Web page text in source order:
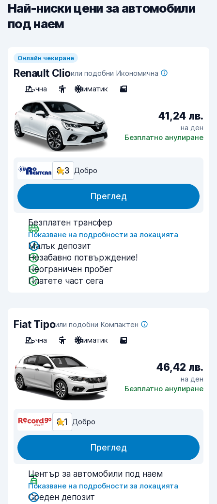
Най-ниски цени за автомобили
под наем
Онлайн чекиране
Renault Clioили подобни Икономична
Ръчна
5 Климатик 5
41,24 лв.
на ден
Безплатно анулиране
8,3 Добро
Преглед
Безплатен трансфер
Показване на подробности за локацията
Малък депозит
Незабавно потвърждение!
Неограничен пробег
Платете част сега
Fiat Tipoили подобни Компактен
Ръчна
5 Климатик 5
46,42 лв.
на ден
Безплатно анулиране
8,1 Добро
Преглед
Център за автомобили под наем
Показване на подробности за локацията
Среден депозит